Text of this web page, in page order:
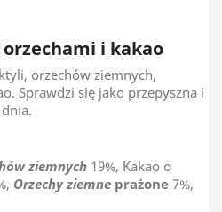
i kakao
orzechów ziemnych,
Sprawdzi się jako przepyszna i
ziemnych 19%, Kakao o
Orzechy ziemne prażone 7%,